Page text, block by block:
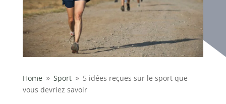
Home 9 Sport 9 5 idées reçues sur le sport que
vous devriez savoir